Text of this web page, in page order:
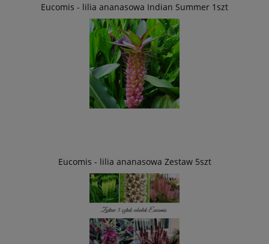
Eucomis - lilia ananasowa Indian Summer 1szt
Eucomis - lilia ananasowa Zestaw 5szt